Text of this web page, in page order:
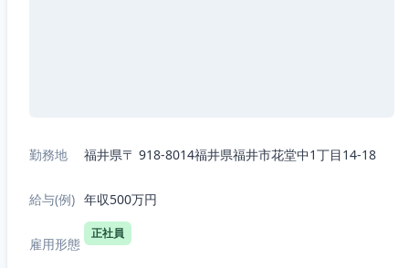
勤務地 福井県〒 918-8014福井県福井市花堂中1丁目14-18
給与(例) 年収500万円
雇用形態
正社員